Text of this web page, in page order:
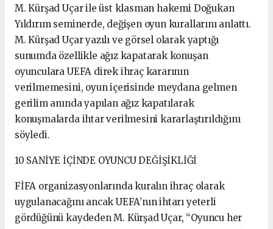
M. Kürşad Uçar ile üst klasman hakemi Doğukan
Yıldırım seminerde, değişen oyun kurallarını anlattı.
M. Kürşad Uçar yazılı ve görsel olarak yaptığı
sunumda özellikle ağız kapatarak konuşan
oyunculara UEFA direk ihraç kararının
verilmemesini, oyun içerisinde meydana gelmen
gerilim anında yapılan ağız kapatılarak
konuşmalarda ihtar verilmesini kararlaştırıldığını
söyledi.
10 SANİYE İÇİNDE OYUNCU DEĞİŞİKLİĞİ
FİFA organizasyonlarında kuralın ihraç olarak
uygulanacağını ancak UEFA’nın ihtarı yeterli
gördüğünü kaydeden M. Kürşad Uçar, “Oyuncu her